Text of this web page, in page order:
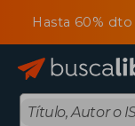
Hasta 60%